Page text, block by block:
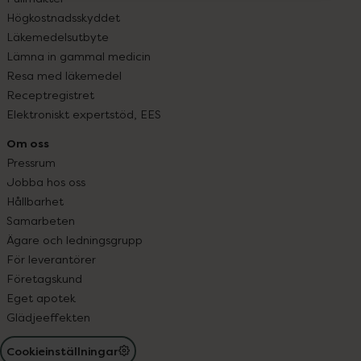
Högkostnadsskyddet
Läkemedelsutbyte
Lämna in gammal medicin
Resa med läkemedel
Receptregistret
Elektroniskt expertstöd, EES
Om oss
Pressrum
Jobba hos oss
Hållbarhet
Samarbeten
Ägare och ledningsgrupp
För leverantörer
Företagskund
Eget apotek
Glädjeeffekten
Cookieinställningar